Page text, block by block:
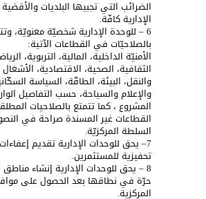
الضرائب التي تجبيها البلديات
الإدارية كافّة.
6 – للوحدة الإدارية شخصيّة معنويّة،
بالصلاحيّات في القطاعات الآتية:
الأمنيّة الداخلية، المالية، التربوية،
الثقافية، الصحية، الاقتصادية، الأشغال
والنقل، البيئة، الطاقّة، السياسة
والإعلام والسياحة، حسب التفاصيل
المشروع ، كما تتمتع بالصلاحيات
القطاعات غير المسندة صراحة في
السلطة المركزيّة.
7– يحق للوحدات الإدارية تقديم
تحفيزية للمستثمرين.
8 – يحق للوحدات الإدارية إنشاء
حرّة في نطاقها بعد الحصول على
المركزية.